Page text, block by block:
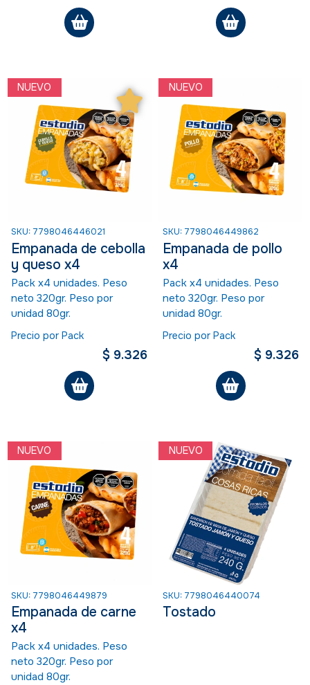
NUEVO
SKU: 7798046446021
Empanada de cebolla
y queso x4
Pack x4 unidades. Peso
neto 320gr. Peso por
unidad 80gr.
Precio por Pack
$ 9.326
NUEVO
SKU: 7798046449862
Empanada de pollo
x4
Pack x4 unidades. Peso
neto 320gr. Peso por
unidad 80gr.
Precio por Pack
$ 9.326
NUEVO
SKU: 7798046449879
Empanada de carne
x4
Pack x4 unidades. Peso
neto 320gr. Peso por
unidad 80gr.
NUEVO
SKU: 7798046440074
Tostado